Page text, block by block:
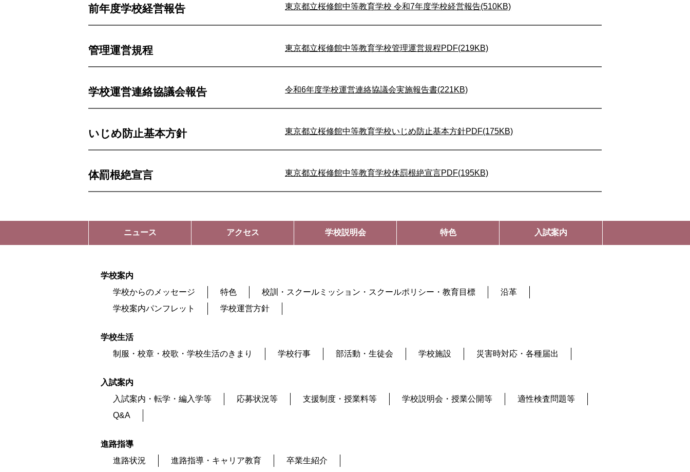
前年度学校経営報告 東京都立桜修館中等教育学校 令和7年度学校経営報告(510KB)
管理運営規程 東京都立桜修館中等教育学校管理運営規程PDF(219KB)
学校運営連絡協議会報告 令和6年度学校運営連絡協議会実施報告書(221KB)
いじめ防止基本方針 東京都立桜修館中等教育学校いじめ防止基本方針PDF(175KB)
体罰根絶宣言 東京都立桜修館中等教育学校体罰根絶宣言PDF(195KB)
ニュース アクセス 学校説明会 特色 入試案内
学校案内
学校からのメッセージ
特色 校訓・スクールミッション・スクールポリシー・教育目標
沿革
学校案内パンフレット
学校運営方針
学校生活
制服・校章・校歌・学校生活のきまり
学校行事 部活動・生徒会 学校施設 災害時対応・各種届出
入試案内
入試案内・転学・編入学等
応募状況等 支援制度・授業料等 学校説明会・授業公開等
適性検査問題等
Q&A
進路指導
進路状況
進路指導・キャリア教育 卒業生紹介